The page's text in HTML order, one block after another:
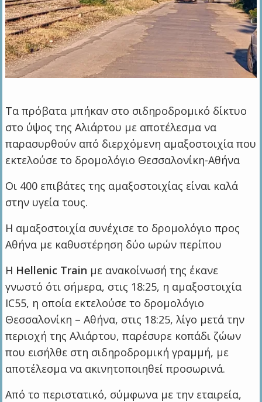
Τα πρόβατα μπήκαν στο σιδηροδρομικό δίκτυο
στο ύψος της Αλιάρτου με αποτέλεσμα να
παρασυρθούν από διερχόμενη αμαξοστοιχία που
εκτελούσε το δρομολόγιο Θεσσαλονίκη-Αθήνα
Οι 400 επιβάτες της αμαξοστοιχίας είναι καλά
στην υγεία τους.
Η αμαξοστοιχία συνέχισε το δρομολόγιο προς
Αθήνα με καθυστέρηση δύο ωρών περίπου
Η Hellenic Train με ανακοίνωσή της έκανε
γνωστό ότι σήμερα, στις 18:25, η αμαξοστοιχία
IC55, η οποία εκτελούσε το δρομολόγιο
Θεσσαλονίκη – Αθήνα, στις 18:25, λίγο μετά την
περιοχή της Αλιάρτου, παρέσυρε κοπάδι ζώων
που εισήλθε στη σιδηροδρομική γραμμή, με
αποτέλεσμα να ακινητοποιηθεί προσωρινά.
Από το περιστατικό, σύμφωνα με την εταιρεία,